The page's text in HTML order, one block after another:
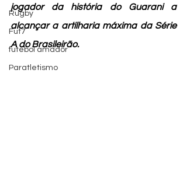
Rugby
Fut7
futebol amador
Paratletismo
jogador da história do Guarani a
alcançar a artilharia máxima da Série
A do Brasileirão.